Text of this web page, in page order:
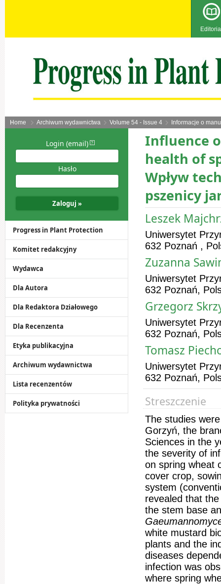
Home Archiwum wydawnictwa Volume 54 - Issue 4 Informacje o
Login (email)
Hasło
Progress in Plant Protection
Komitet redakcyjny
Wydawca
Dla Autora
Dla Redaktora Działowego
Dla Recenzenta
Etyka publikacyjna
Archiwum wydawnictwa
Lista recenzentów
Polityka prywatności
Influence
health of
Wpływ
pszenicy
Leszek
Uniwersytet
632 Poznań ,
Zuzanna
Uniwersytet
632 Poznań,
Grzegorz
Uniwersytet
632 Poznań,
Tomasz
Uniwersytet
632 Poznań,
Streszczenie
The studies
Gorzyń, the
Sciences in the
the severity of
on spring wheat
cover crop,
system
revealed that
the stem base
white mustard
plants and the
diseases
infection was
where spring